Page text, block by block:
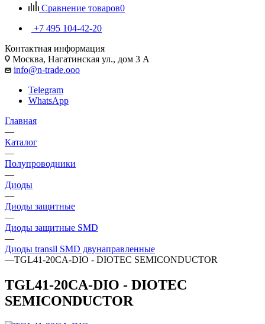
Сравнение товаров0
+7 495 104-42-20
Контактная информация
Москва, Нагатинская ул., дом 3 А
info@n-trade.ooo
Telegram
WhatsApp
Главная
—
Каталог
—
Полупроводники
—
Диоды
—
Диоды защитные
—
Диоды защитные SMD
—
Диоды transil SMD двунаправленные
—TGL41-20CA-DIO - DIOTEC SEMICONDUCTOR
TGL41-20CA-DIO - DIOTEC
SEMICONDUCTOR